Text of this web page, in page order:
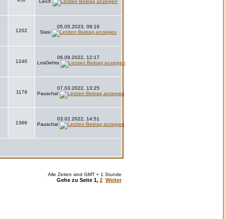
LeoX
1202
05.05.2023, 09:16
Sissi
1240
06.09.2022, 12:17
LosGehts
1179
07.03.2022, 13:25
Pauschal
1366
03.02.2022, 14:51
Pauschal
Alle Zeiten sind GMT + 1 Stunde
Gehe zu Seite 1, 2 Weiter